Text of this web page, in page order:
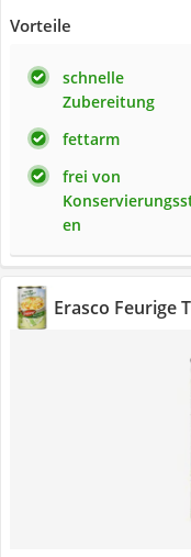
Vorteile
schnelle
Zubereitung
fettarm
frei von
en
Erasco Feurige